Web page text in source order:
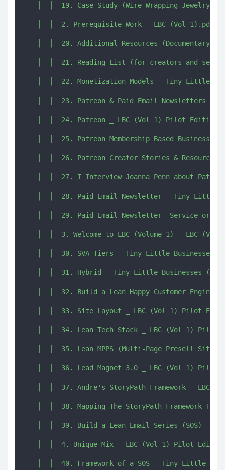
│  │  19. Case Study (Wire Wrapping Jewelry)
   │  │  2. Prerequisite Work _ LBC (Vol 1).pdf
│  │  20. Additional Resources (Documentary)
│  │  21. Reading List (for creators and
│  │  22. Monetization Models - Tiny Little
│  │  23. Patreon & Paid Email Newsletters -
│  │  24. Patreon _ LBC (Vol 1) Pilot Edition
│  │  25. Patreon Membership Based Business
│  │  26. Patreon Creator Stories & Resources
│  │  27. I Interview Joanna Penn about
│  │  28. Paid Email Newsletter - Tiny Little
│  │  29. Paid Email Newsletter_ Service or
│  │  3. Welcome to LBC (Volume 1) _ LBC (Vol
│  │  30. SVA Tiers - Tiny Little Businesses
│  │  31. Hybrid - Tiny Little Businesses
│  │  32. Build a Lean Happy Customer Engine
│  │  33. Site Layout _ LBC (Vol 1) Pilot
│  │  34. Lean Tech Stack _ LBC (Vol 1) Pilot
│  │  35. Lean MPPS (Multi-Page Presell Site)
│  │  36. Lead Magnet 3.0 _ LBC (Vol 1) Pilot
│  │  37. Andre's StoryPath Framework _ LBC
│  │  38. Mapping The StoryPath Framework To
│  │  39. Build a Lean Email Series (SOS) _
│  │  4. Unique Mix _ LBC (Vol 1) Pilot
│  │  40. Framework of a SOS - Tiny Little